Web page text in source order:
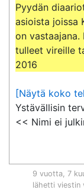
Pyydän
asioista joissa
on
tulleet vireille
2016
[Näytä koko
Ystävällisin
<< Nimi ei
9 vuotta, 7
lähetti viestin